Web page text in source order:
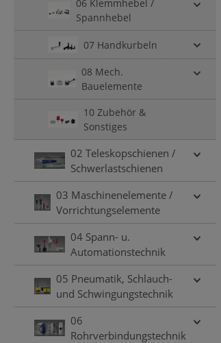
06 Klemmhebel /
Spannhebel
07 Handkurbeln
08 Mech.
Bauelemente
10 Zubehör &
Sonstiges
02 Teleskopschienen /
Schwerlastschienen
03 Maschinenelemente /
Vorrichtungselemente
04 Spann- u.
Automationstechnik
05 Pneumatik, Schlauch-
und Schwingungstechnik
06
Rohrverbindungstechnik